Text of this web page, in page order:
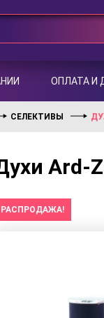
ОПЛАТА И
СЕЛЕКТИВЫ
Ard-
РАСПРОДАЖА!